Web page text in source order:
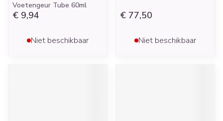
Voetengeur Tube 60ml
€ 9,94
Niet beschikbaar
€ 77,50
Niet beschikbaar